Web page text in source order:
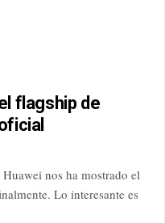
flagship de
nos ha mostrado el
Lo interesante es